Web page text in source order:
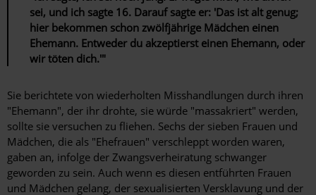
sei, und ich sagte 16. Darauf sagte er: 'Das ist alt genug;
hier bekommen schon zwölfjährige Mädchen einen
Ehemann. Entweder du akzeptierst einen Ehemann, oder
wir töten dich.'"
Sie berichtete von wiederholten Misshandlungen durch ihren
"Ehemann", der ihr drohte, sie würde "massakriert" werden,
sollte sie versuchen zu fliehen. Sechs der sieben Frauen und
Mädchen, die als "Ehefrauen" verschleppt worden waren,
gaben an, infolge der Zwangsverheiratung schwanger
geworden zu sein. Auch wenn es diesen entführten Frauen
und Mädchen gelang, der sexualisierten Versklavung und der